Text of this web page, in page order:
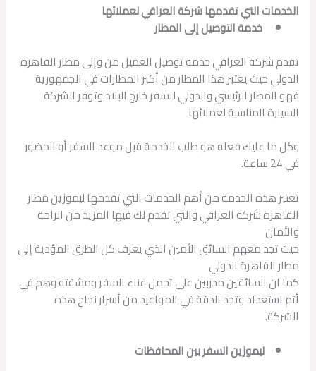
الخدمات التي تقدمها شركة العراقي لعملائها
خدمة التوصيل إلى المطار
تقدم شركة العراقي خدمة توصيل العميل من وإلى مطار القاهرة
الدولي حيث يعتبر هذا المطار من أكبر المطارات في الجمهورية
فهو المطار الرئيسي والدولي للسفر خارج البلاد وتوفر الشركة
السيارة المناسبة لعملائها
وكل ما عليك فعله هو طلب الخدمة قبل موعد السفر أو الحضور
في 24 ساعة.
تعتبر هذه الخدمة من أهم الخدمات التي تقدمها ليموزين مطار
القاهرة شركة العراقي والتي تقدم لك فيها المزيد من الراحة
والأمان
حيث تجد معهم السائق الأمين الذي يعرف كل الطرق المؤدية إلى
مطار القاهرة الدولي
كما ان السائقين مدربين على تحمل عناء السفر ومشقته وهم في
أتم استعداد وتجد الدقة في المواعيد من أسرار نجاح هذه
الشركة.
ليموزين السفر بين المحافظات